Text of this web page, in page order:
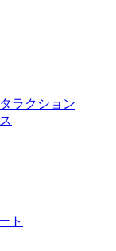
ラクション
ト